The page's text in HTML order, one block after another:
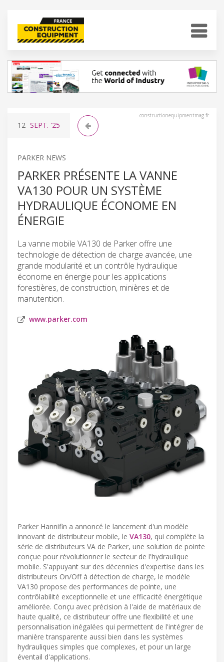
constructionequipmentmag.fr
12 SEPT. '25
PARKER NEWS
PARKER PRÉSENTE LA VANNE
VA130 POUR UN SYSTÈME
HYDRAULIQUE ÉCONOME EN
ÉNERGIE
La vanne mobile VA130 de Parker offre une
technologie de détection de charge avancée, une
grande modularité et un contrôle hydraulique
économe en énergie pour les applications
forestières, de construction, minières et de
manutention.
www.parker.com
Parker Hannifin a annoncé le lancement d'un modèle
innovant de distributeur mobile, le VA130, qui complète la
série de distributeurs VA de Parker, une solution de pointe
conçue pour révolutionner le secteur de l'hydraulique
mobile. S'appuyant sur des décennies d'expertise dans les
distributeurs On/Off à détection de charge, le modèle
VA130 propose des performances de pointe, une
contrôlabilité exceptionnelle et une efficacité énergétique
améliorée. Conçu avec précision à l'aide de matériaux de
haute qualité, ce distributeur offre une flexibilité et une
personnalisation inégalées qui permettent de l'intégrer de
manière transparente aussi bien dans les systèmes
hydrauliques simples que complexes, et pour un large
éventail d'applications.